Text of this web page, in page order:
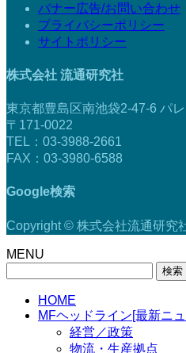
バナー広告/お問い合わせ
プライバシーポリシー
サイトポリシー
株式会社 流通研究社
東京都豊島区南池袋2-47-6 パ
〒171-0022
TEL：03-3988-2661
FAX：03-3980-6588
Google検索
Copyright © 株式会社流通研究
MENU
HOME
MFヘッドライン[最新ニ
経営／政策
物流・生産拠点